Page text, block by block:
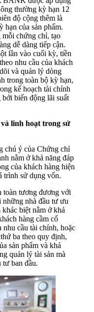
thường kỳ hạn 12
độ cộng thêm là
hạn của sản phẩm.
chứng chỉ, tạo
dễ dàng tiếp cận.
lần vào cuối kỳ, tiền
nhu cầu của khách
và quản lý dòng
trong toàn bộ kỳ hạn,
kế hoạch tài chính
biến động lãi suất
linh hoạt trong sử
chú ý của Chứng chỉ
nằm ở khả năng đáp
của khách hàng hiện
trình sử dụng vốn.
toàn tương đương với
những nhà đầu tư ưu
biệt nằm ở khả
hàng cầm cố
cầu tài chính, hoặc
ba theo quy định,
sản phẩm và khả
quản lý tài sản mà
tư ban đầu.